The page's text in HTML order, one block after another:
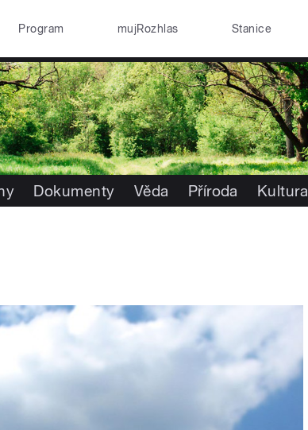
Program mujRozhlas Stanice
Dokumenty Věda Příroda Kultura